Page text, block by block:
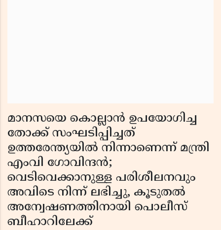
മാനസയെ കൊല്ലാന്‍ ഉപയോഗിച്ച
തോക്ക് സംഘടിപ്പിച്ചത്
ഉത്തരേന്ത്യയില്‍ നിന്നാണെന്ന് മന്ത്രി
എംവി ഗോവിന്ദന്‍;
വെടിവെക്കാനുള്ള പരിശീലനവും
അവിടെ നിന്ന് ലഭിച്ചു, കൂടുതല്‍
അന്വേഷണത്തിനായി പൊലീസ്
ബീഹാറിലേക്ക്